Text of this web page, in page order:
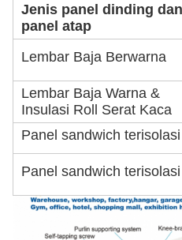
Jenis panel dinding dan
panel atap
Lembar Baja Berwarna
Lembar Baja Warna &
Insulasi Roll Serat Kaca
Panel sandwich terisolasi
Panel sandwich